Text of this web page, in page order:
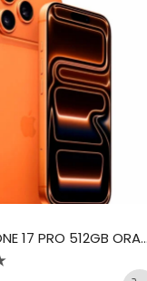
APPLE IPHONE 17 PRO 512GB ORANGE ESIM